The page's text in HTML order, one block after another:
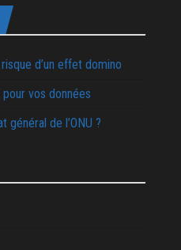
d’un effet domino
vos données
général de l’ONU ?